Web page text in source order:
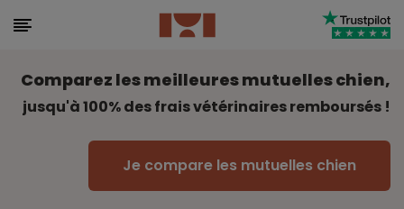
Comparez les meilleures mutuelles chien,
jusqu'à 100% des frais vétérinaires remboursés !
Je compare les mutuelles chien